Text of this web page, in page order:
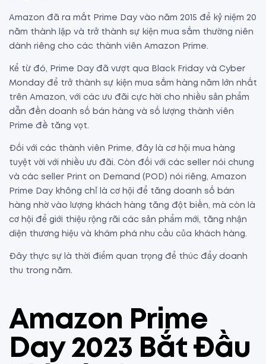
Amazon đã ra mắt Prime Day vào năm 2015 để kỷ niệm 20
năm thành lập và trở thành sự kiện mua sắm thường niên
dành riêng cho các thành viên Amazon Prime.
Kể từ đó, Prime Day đã vượt qua Black Friday và Cyber
Monday để trở thành sự kiện mua sắm hàng năm lớn nhất
trên Amazon, với các ưu đãi cực hời cho nhiều sản phẩm
dẫn đến doanh số bán hàng và số lượng thành viên
Prime đề tăng vọt.
Đối với các thành viên Prime, đây là cơ hội mua hàng
tuyệt vời với nhiều ưu đãi. Còn đối với các seller nói chung
và các seller Print on Demand (POD) nói riêng, Amazon
Prime Day không chỉ là cơ hội để tăng doanh số bán
hàng nhờ vào lượng khách hàng tăng đột biến, mà còn là
cơ hội để giới thiệu rộng rãi các sản phẩm mới, tăng nhận
diện thương hiệu và khám phá nhu cầu của khách hàng.
Đây thực sự là thời điểm quan trọng để thúc đẩy doanh
thu trong năm.
Amazon Prime
Day 2023 Bắt Đầu